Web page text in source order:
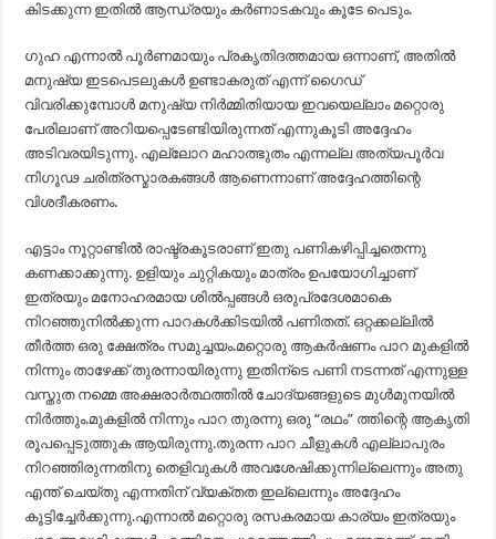
കിടക്കുന്ന ഇതിൽ ആന്ധ്രയും കർണാടകവും കൂടേ പെടും.
ഗുഹ എന്നാൽ പൂർണമായും പ്രകൃതിദത്തമായ ഒന്നാണ്, അതിൽ
മനുഷ്യ ഇടപെടലുകൾ ഉണ്ടാകരുത് എന്ന് ഗൈഡ്
വിവരിക്കുമ്പോൾ മനുഷ്യ നിർമ്മിതിയായ ഇവയെല്ലാം മറ്റൊരു
പേരിലാണ് അറിയപ്പെടേണ്ടിയിരുന്നത് എന്നുകൂടി അദ്ദേഹം
അടിവരയിടുന്നു. എല്ലോറ മഹാത്ഭുതം എന്നല്ല അത്യപൂർവ
നിഗൂഢ ചരിത്രസ്മാരകങ്ങൾ ആണെന്നാണ് അദ്ദേഹത്തിന്റെ
വിശദീകരണം.
എട്ടാം നൂറ്റാണ്ടിൽ രാഷ്ട്രകൂടരാണ് ഇതു പണികഴിപ്പിച്ചതെന്നു
കണക്കാക്കുന്നു. ഉളിയും ചുറ്റികയും മാത്രം ഉപയോഗിച്ചാണ്
ഇത്രയും മനോഹരമായ ശിൽപ്പങ്ങൾ ഒരുപ്രദേശമാകെ
നിറഞ്ഞുനിൽക്കുന്ന പാറകൾക്കിടയിൽ പണിതത്. ഒറ്റക്കല്ലിൽ
തീർത്ത ഒരു ക്ഷേത്രം സമുച്ചയം.മറ്റൊരു ആകർഷണം പാറ മുകളിൽ
നിന്നും താഴേക്ക്‌ തുരന്നായിരുന്നു ഇതിന്ടെ പണി നടന്നത് എന്നുള്ള
വസ്തുത നമ്മെ അക്ഷരാർത്ഥത്തിൽ ചോദ്യങ്ങളുടെ മുൾമുനയിൽ
നിർത്തും.മുകളിൽ നിന്നും പാറ തുരന്നു ഒരു “രഥം” ത്തിന്റെ ആകൃതി
രൂപപ്പെടുത്തുക ആയിരുന്നു.തുരന്ന പാറ ചീളുകൾ എല്ലാപുരം
നിറഞ്ഞിരുന്നതിനു തെളിവുകൾ അവശേഷിക്കുന്നില്ലെന്നും അതു
എന്ത് ചെയ്തു എന്നതിന് വ്യക്തത ഇല്ലെന്നും അദ്ദേഹം
കൂട്ടിച്ചേർക്കുന്നു.എന്നാൽ മറ്റൊരു രസകരമായ കാര്യം ഇത്രയും